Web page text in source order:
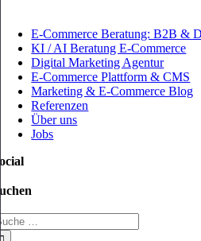
E-Commerce Beratung: B2B &
KI / AI Beratung E-Commerce
Digital Marketing Agentur
E-Commerce Plattform & CMS
Marketing & E-Commerce Blog
Referenzen
Über uns
Jobs